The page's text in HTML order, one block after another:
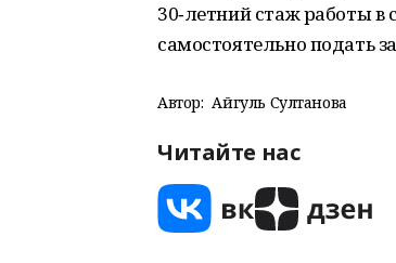
30‑летний стаж работы
самостоятельно подать
Автор: Айгуль Султанова
Читайте нас